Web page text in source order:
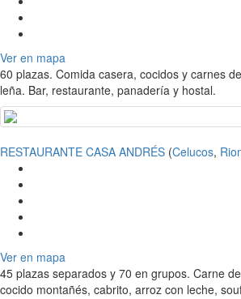
Ver en mapa
60 plazas. Comida casera, cocidos y carnes
leña. Bar, restaurante, panadería y hostal.
RESTAURANTE CASA ANDRÉS (Celucos,
Ver en mapa
45 plazas separados y 70 en grupos. Carne
cocido montañés, cabrito, arroz con leche,